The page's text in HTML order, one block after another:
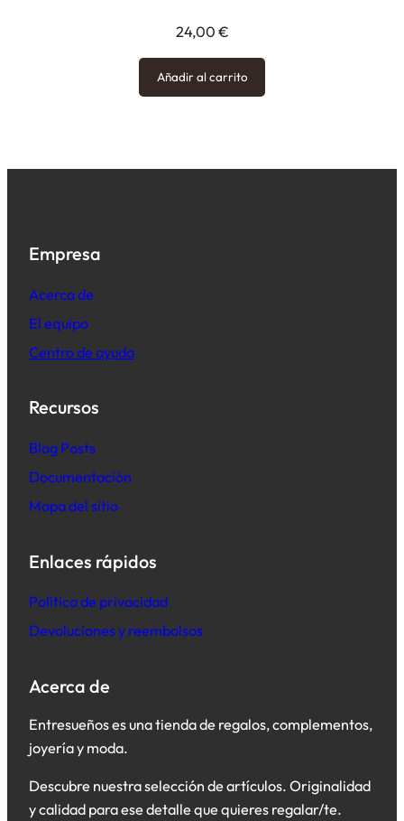
24,00 €
Añadir al carrito
Empresa
Acerca de
El equipo
Centro de ayuda
Recursos
Blog Posts
Documentación
Mapa del sitio
Enlaces rápidos
Política de privacidad
Devoluciones y reembolsos
Acerca de
Entresueños es una tienda de regalos, complementos,
joyería y moda.
Descubre nuestra selección de artículos. Originalidad
y calidad para ese detalle que quieres regalar/te.